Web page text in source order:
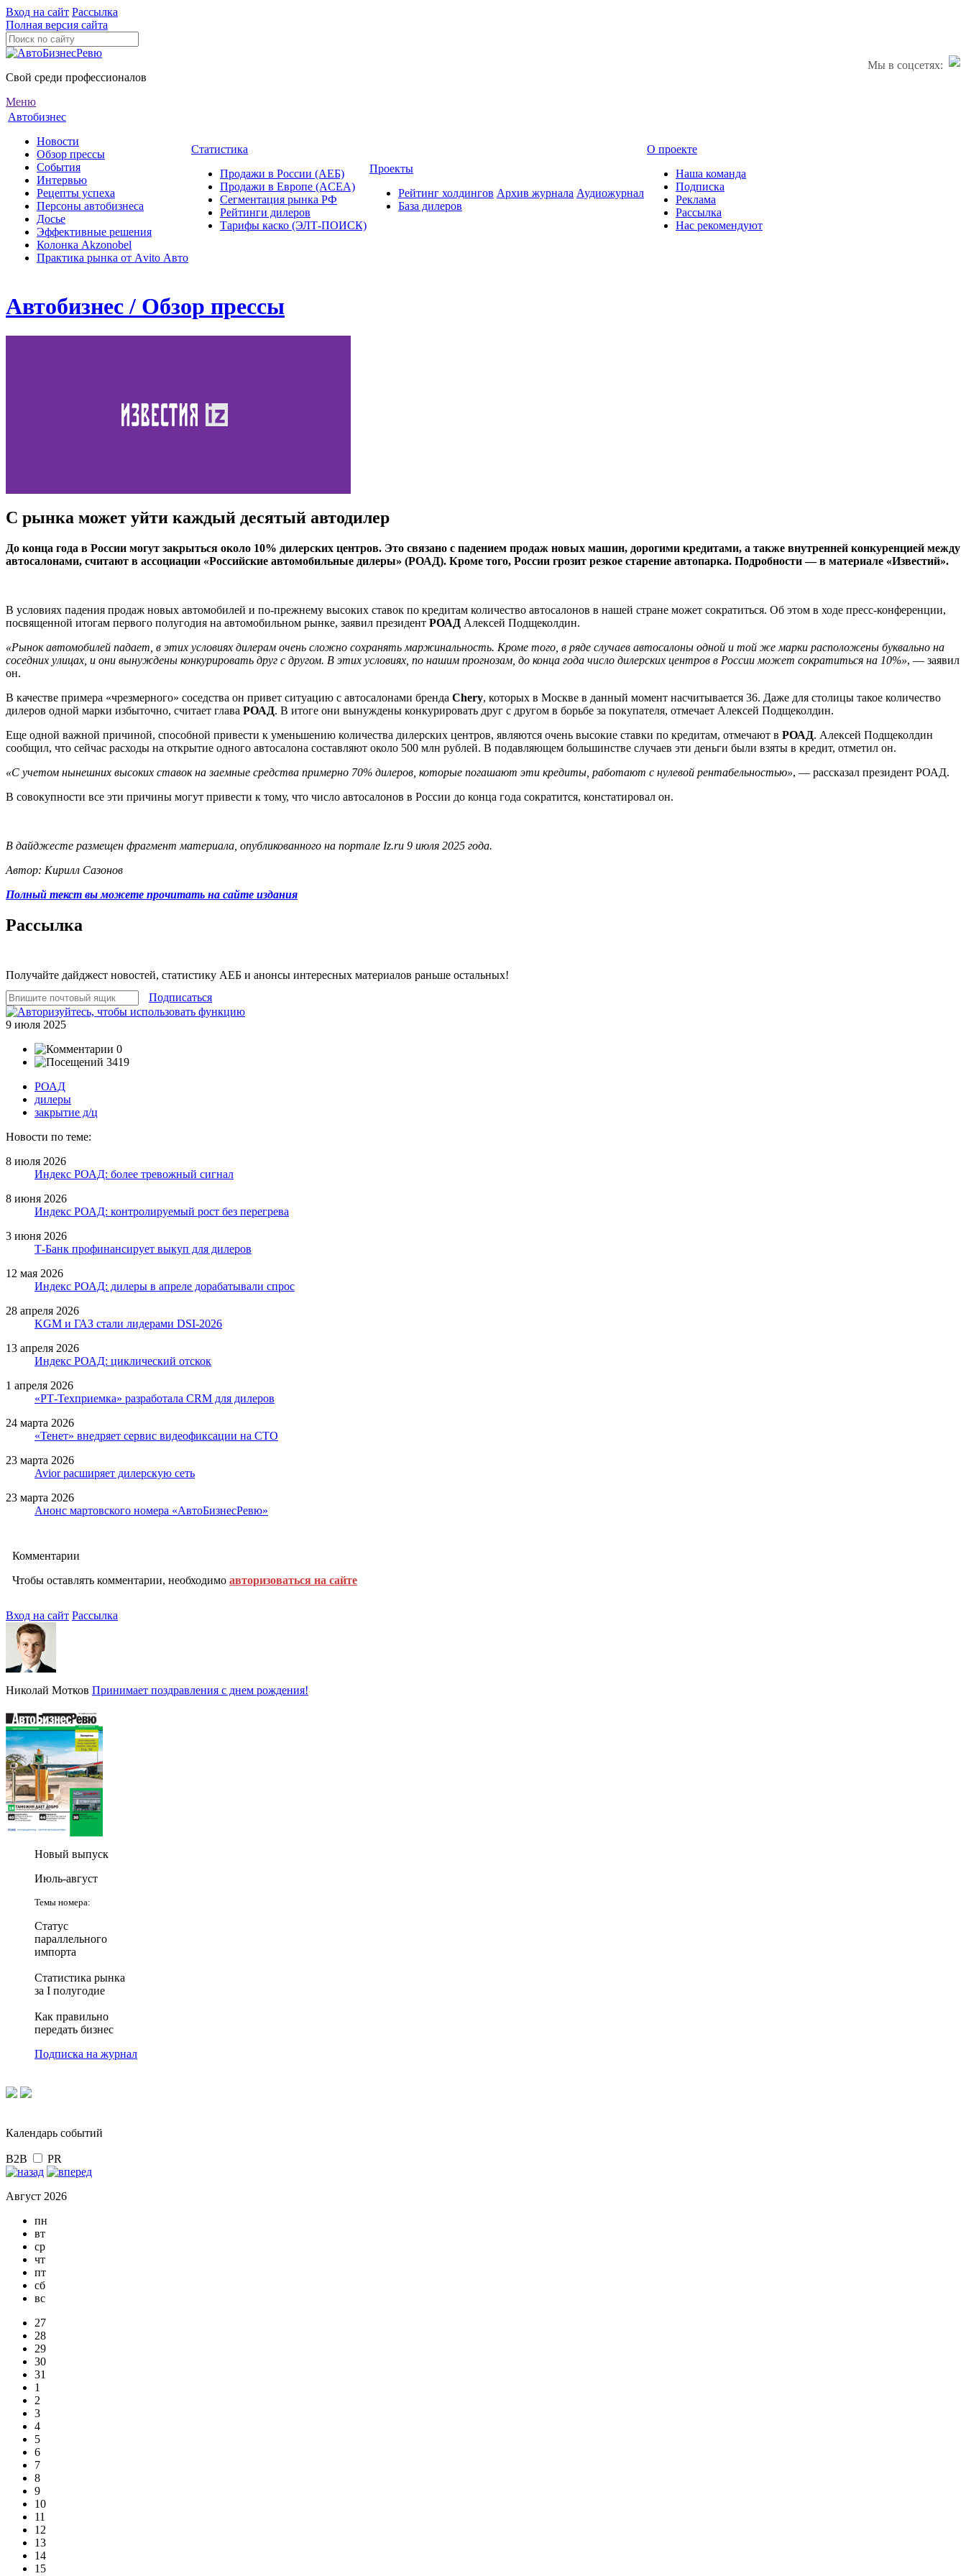
Вход на сайт Рассылка
Полная версия сайта
Мы в соцсетях:
Свой среди профессионалов
Меню
Автобизнес
Новости
Обзор прессы
События
Интервью
Рецепты успеха
Персоны автобизнеса
Досье
Эффективные решения
Колонка Akzonobel
Практика рынка от Аvito Авто
Статистика
Продажи в России (АЕБ)
Продажи в Европе (ACEA)
Сегментация рынка РФ
Рейтинги дилеров
Тарифы каско (ЭЛТ-ПОИСК)
Проекты
Рейтинг холдингов
База дилеров
Архив журнала Аудиожурнал
О проекте
Наша команда
Подписка
Реклама
Рассылка
Нас рекомендуют
Автобизнес / Обзор прессы
С рынка может уйти каждый десятый автодилер
До конца года в России могут закрыться около 10% дилерских центров. Это связано с падением продаж новых машин, дорогими кредитами, а также внутренней конкуренцией между
автосалонами, считают в ассоциации «Российские автомобильные дилеры» (РОАД). Кроме того, России грозит резкое старение автопарка. Подробности — в материале «Известий».
В условиях падения продаж новых автомобилей и по-прежнему высоких ставок по кредитам количество автосалонов в нашей стране может сократиться. Об этом в ходе пресс-конференции,
посвященной итогам первого полугодия на автомобильном рынке, заявил президент РОАД Алексей Подщеколдин.
«Рынок автомобилей падает, в этих условиях дилерам очень сложно сохранять маржинальность. Кроме того, в ряде случаев автосалоны одной и той же марки расположены буквально на
соседних улицах, и они вынуждены конкурировать друг с другом. В этих условиях, по нашим прогнозам, до конца года число дилерских центров в России может сократиться на 10%», — заявил
он.
В качестве примера «чрезмерного» соседства он привет ситуацию с автосалонами бренда Chery, которых в Москве в данный момент насчитывается 36. Даже для столицы такое количество
дилеров одной марки избыточно, считает глава РОАД. В итоге они вынуждены конкурировать друг с другом в борьбе за покупателя, отмечает Алексей Подщеколдин.
Еще одной важной причиной, способной привести к уменьшению количества дилерских центров, являются очень высокие ставки по кредитам, отмечают в РОАД. Алексей Подщеколдин
сообщил, что сейчас расходы на открытие одного автосалона составляют около 500 млн рублей. В подавляющем большинстве случаев эти деньги были взяты в кредит, отметил он.
«С учетом нынешних высоких ставок на заемные средства примерно 70% дилеров, которые погашают эти кредиты, работают с нулевой рентабельностью», — рассказал президент РОАД.
В совокупности все эти причины могут привести к тому, что число автосалонов в России до конца года сократится, констатировал он.
В дайджесте размещен фрагмент материала, опубликованного на портале Iz.ru 9 июля 2025 года.
Автор: Кирилл Сазонов
Полный текст вы можете прочитать на сайте издания
Рассылка
Получайте дайджест новостей, статистику АЕБ и анонсы интересных материалов раньше остальных!
Подписаться
9 июля 2025
0
3419
РОАД
дилеры
закрытие д/ц
Новости по теме:
8 июля 2026
Индекс РОАД: более тревожный сигнал
8 июня 2026
Индекс РОАД: контролируемый рост без перегрева
3 июня 2026
Т-Банк профинансирует выкуп для дилеров
12 мая 2026
Индекс РОАД: дилеры в апреле дорабатывали спрос
28 апреля 2026
KGM и ГАЗ стали лидерами DSI-2026
13 апреля 2026
Индекс РОАД: циклический отскок
1 апреля 2026
«РТ-Техприемка» разработала CRM для дилеров
24 марта 2026
«Тенет» внедряет сервис видеофиксации на СТО
23 марта 2026
Avior расширяет дилерскую сеть
23 марта 2026
Анонс мартовского номера «АвтоБизнесРевю»
Комментарии
Чтобы оставлять комментарии, необходимо авторизоваться на сайте
Вход на сайт Рассылка
Николай Мотков Принимает поздравления с днем рождения!
Новый выпуск
Июль-август
Темы номера:
Статус
параллельного
импорта
Статистика рынка
за I полугодие
Как правильно
передать бизнес
Подписка на журнал
Календарь событий
B2B PR
Август 2026
пн
вт
ср
чт
пт
сб
вс
27
28
29
30
31
1
2
3
4
5
6
7
8
9
10
11
12
13
14
15